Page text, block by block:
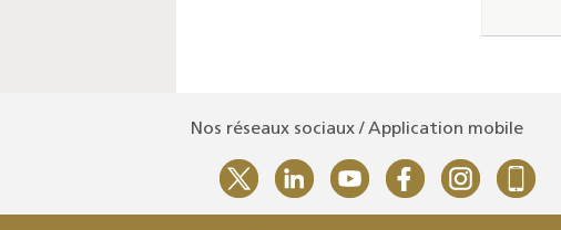
Nos réseaux sociaux / Application mobile